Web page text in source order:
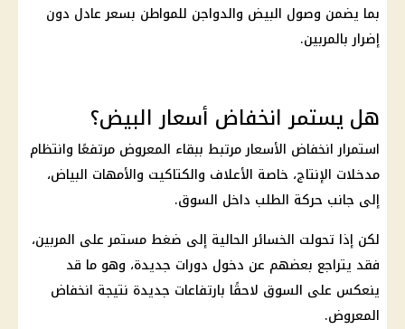
بما يضمن وصول البيض والدواجن للمواطن بسعر عادل دون
إضرار بالمربين.
هل يستمر انخفاض أسعار البيض؟
استمرار انخفاض الأسعارمرتبط ببقاء المعروض مرتفعًا وانتظام
مدخلات الإنتاج، خاصة الأعلاف والكتاكيت والأمهات البياض،
إلى جانب حركة الطلب داخل السوق.
لكن إذا تحولت الخسائر الحالية إلى ضغط مستمر على المربين،
فقد يتراجع بعضهم عن دخول دورات جديدة، وهو ما قد
ينعكس على السوق لاحقًا بارتفاعات جديدة نتيجة انخفاض
المعروض.